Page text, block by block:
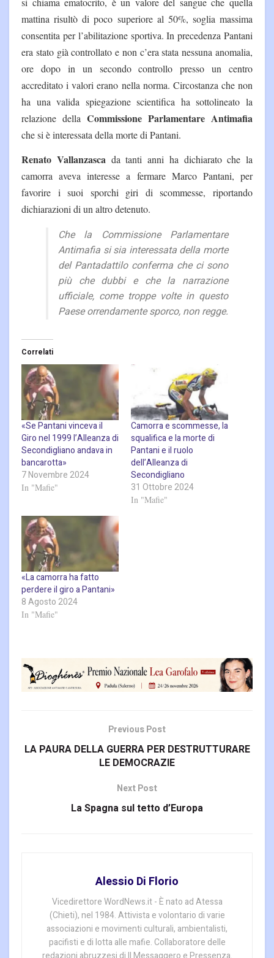
mattina risultò di poco superiore al 50%, soglia massima
consentita per l’abilitazione sportiva. In precedenza Pantani
era stato già controllato e non c’era stata nessuna anomalia,
ore dopo in un secondo controllo presso un centro
accreditato i valori erano nella norma. Circostanza che non
ha una valida spiegazione scientifica ha sottolineato la
relazione della Commissione Parlamentare Antimafia
che si è interessata della morte di Pantani.
Renato Vallanzasca da tanti anni ha dichiarato che la
camorra aveva interesse a fermare Marco Pantani, per
favorire i suoi sporchi giri di scommesse, riportando
dichiarazioni di un altro detenuto.
Che la Commissione Parlamentare
Antimafia si sia interessata della morte
del Pantadattilo conferma che ci sono
più che dubbi e che la narrazione
ufficiale, come troppe volte in questo
Paese orrendamente sporco, non regge.
Correlati
«Se Pantani vinceva il
Giro nel 1999 l’Alleanza di
Secondigliano andava in
bancarotta»
7 Novembre 2024
In "Mafie"
Camorra e scommesse, la
squalifica e la morte di
Pantani e il ruolo
dell’Alleanza di
Secondigliano
31 Ottobre 2024
In "Mafie"
«La camorra ha fatto
perdere il giro a Pantani»
8 Agosto 2024
In "Mafie"
Previous Post
LA PAURA DELLA GUERRA PER DESTRUTTURARE
LE DEMOCRAZIE
Next Post
La Spagna sul tetto d’Europa
Alessio Di Florio
Vicedirettore WordNews.it - È nato ad Atessa
(Chieti), nel 1984. Attivista e volontario di varie
associazioni e movimenti culturali, ambientalisti,
pacifisti e di lotta alle mafie. Collaboratore delle